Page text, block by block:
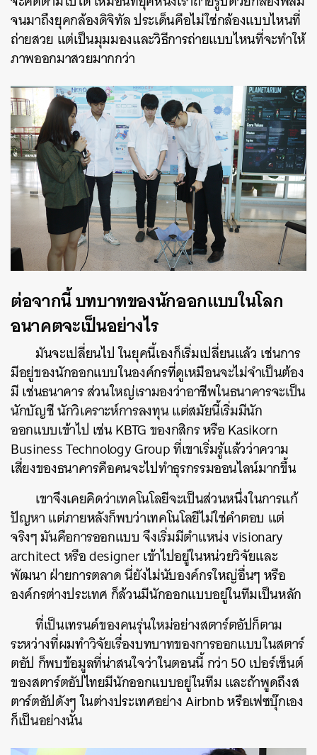
จนมาถึงยุคกล้องดิจิทัล ประเด็นคือไม่ใช่กล้องแบบไหนที่
ถ่ายสวย แต่เป็นมุมมองและวิธีการถ่ายแบบไหนที่จะทำให้
ภาพออกมาสวยมากกว่า
ต่อจากนี้ บทบาทของนักออกแบบในโลก
อนาคตจะเป็นอย่างไร
มันจะเปลี่ยนไป ในยุคนี้เองก็เริ่มเปลี่ยนแล้ว เช่นการ
มีอยู่ของนักออกแบบในองค์กรที่ดูเหมือนจะไม่จำเป็นต้อง
มี เช่นธนาคาร ส่วนใหญ่เรามองว่าอาชีพในธนาคารจะเป็น
นักบัญชี นักวิเคราะห์การลงทุน แต่สมัยนี้เริ่มมีนัก
ออกแบบเข้าไป เช่น KBTG ของกสิกร หรือ Kasikorn
Business Technology Group ที่เขาเริ่มรู้แล้วว่าความ
เสี่ยงของธนาคารคือคนจะไปทำธุรกรรมออนไลน์มากขึ้น
เขาจึงเคยคิดว่าเทคโนโลยีจะเป็นส่วนหนึ่งในการแก้
ปัญหา แต่ภายหลังก็พบว่าเทคโนโลยีไม่ใช่คำตอบ แต่
จริงๆ มันคือการออกแบบ จึงเริ่มมีตำแหน่ง visionary
architect หรือ designer เข้าไปอยู่ในหน่วยวิจัยและ
พัฒนา ฝ่ายการตลาด นี่ยังไม่นับองค์กรใหญ่อื่นๆ หรือ
องค์กรต่างประเทศ ก็ล้วนมีนักออกแบบอยู่ในทีมเป็นหลัก
ที่เป็นเทรนด์ของคนรุ่นใหม่อย่างสตาร์ตอัปก็ตาม
ระหว่างที่ผมทำวิจัยเรื่องบทบาทของการออกแบบในสตาร์
ตอัป ก็พบข้อมูลที่น่าสนใจว่าในตอนนี้ กว่า 50 เปอร์เซ็นต์
ของสตาร์ตอัปไทยมีนักออกแบบอยู่ในทีม และถ้าพูดถึงส
ตาร์ตอัปดังๆ ในต่างประเทศอย่าง Airbnb หรือเฟซบุ๊กเอง
ก็เป็นอย่างนั้น